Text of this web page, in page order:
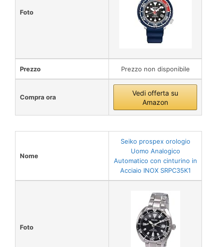
Foto
Prezzo Prezzo non disponibile
Compra ora
Vedi offerta su
Amazon
Nome
Seiko prospex orologio
Uomo Analogico
Automatico con cinturino in
Acciaio INOX SRPC35K1
Foto